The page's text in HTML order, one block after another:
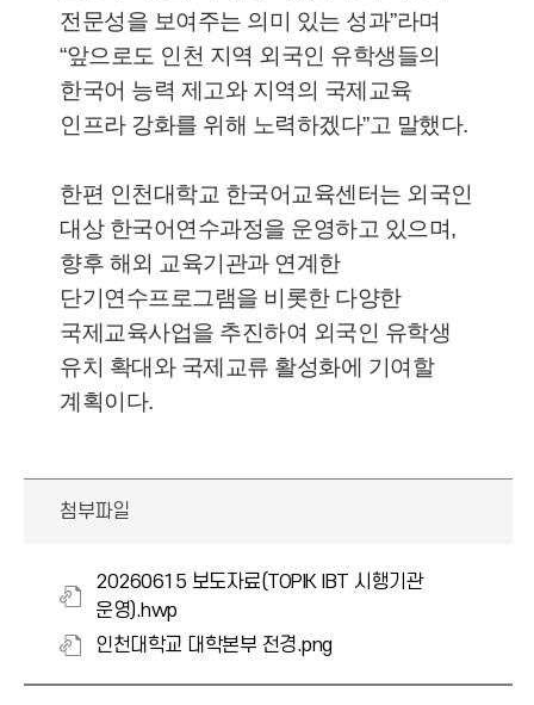
전문성을 보여주는 의미 있는 성과”라며
“앞으로도 인천 지역 외국인 유학생들의
한국어 능력 제고와 지역의 국제교육
인프라 강화를 위해 노력하겠다”고 말했다.
한편 인천대학교 한국어교육센터는 외국인
대상 한국어연수과정을 운영하고 있으며,
향후 해외 교육기관과 연계한
단기연수프로그램을 비롯한 다양한
국제교육사업을 추진하여 외국인 유학생
유치 확대와 국제교류 활성화에 기여할
계획이다.
첨부파일
20260615 보도자료(TOPIK IBT 시행기관
운영).hwp
인천대학교 대학본부 전경.png